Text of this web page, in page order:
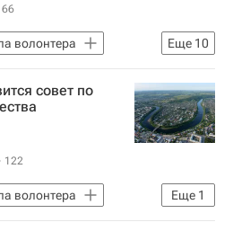
Еще 10
волонтера
совет по
122
Еще 1
волонтера